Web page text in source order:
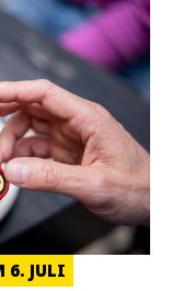
6. JULI